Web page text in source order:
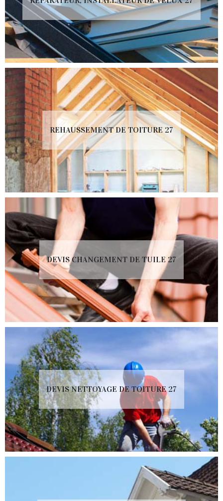
REHAUSSEMENT DE TOITURE 27
DEVIS CHANGEMENT DE TUILE 27
DEVIS NETTOYAGE DE TOITURE 27